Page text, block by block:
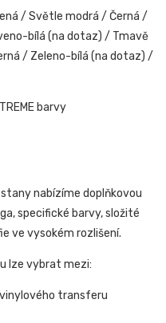
/ Světle modrá / Černá /
bílá (na dotaz) / Tmavě
/ Zeleno-bílá (na dotaz) /
nabízíme doplňkovou
specifické barvy, složité
ve vysokém rozlišení.
lze vybrat mezi:
transferu